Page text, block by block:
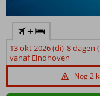
+
13 okt 2026 (di) 8 dagen
vanaf Eindhoven
Nog 2